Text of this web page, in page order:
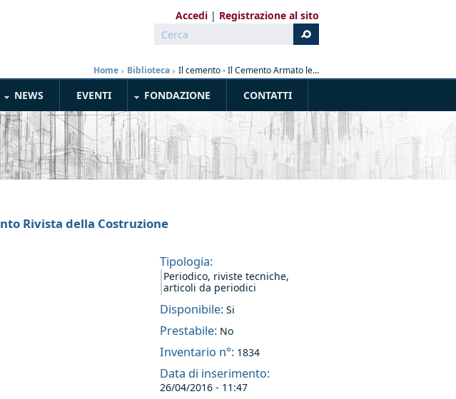
Accedi Registrazione al sito
Form di ricerca
Cerca
Home » Biblioteca » Il cemento - Il Cemento Armato le...
NEWS EVENTI FONDAZIONE CONTATTI
Rivista della Costruzione
Tipologia:
Periodico, riviste tecniche,
articoli da periodici
Disponibile: Si
Prestabile: No
Inventario n°: 1834
Data di inserimento:
26/04/2016 - 11:47